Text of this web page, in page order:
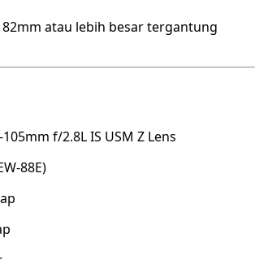
atau lebih besar tergantung
105mm f/2.8L IS USM Z Lens
88E)